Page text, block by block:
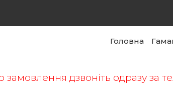
Головна
замовлення дзвоніть одразу за